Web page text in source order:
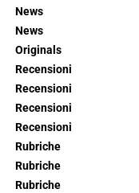
News
News
Originals
Recensioni
Recensioni
Recensioni
Recensioni
Rubriche
Rubriche
Rubriche